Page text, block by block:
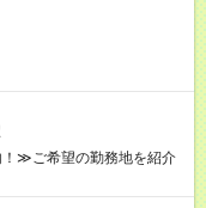
≫ご希望の勤務地を紹介